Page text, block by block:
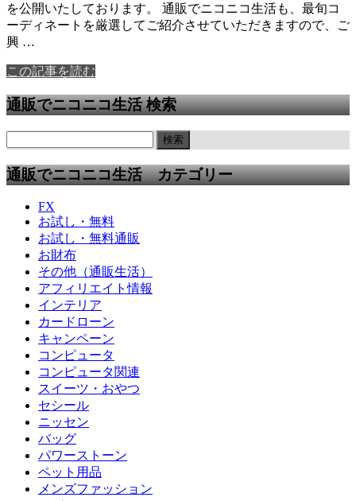
を公開いたしております。 通販でニコニコ生活も、最旬コ
ーディネートを厳選してご紹介させていただきますので、ご
興 …
この記事を読む
通販でニコニコ生活 検索
通販でニコニコ生活 カテゴリー
FX
お試し・無料
お試し・無料通販
お財布
その他（通販生活）
アフィリエイト情報
インテリア
カードローン
キャンペーン
コンピュータ
コンピュータ関連
スイーツ・おやつ
セシール
ニッセン
バッグ
パワーストーン
ペット用品
メンズファッション